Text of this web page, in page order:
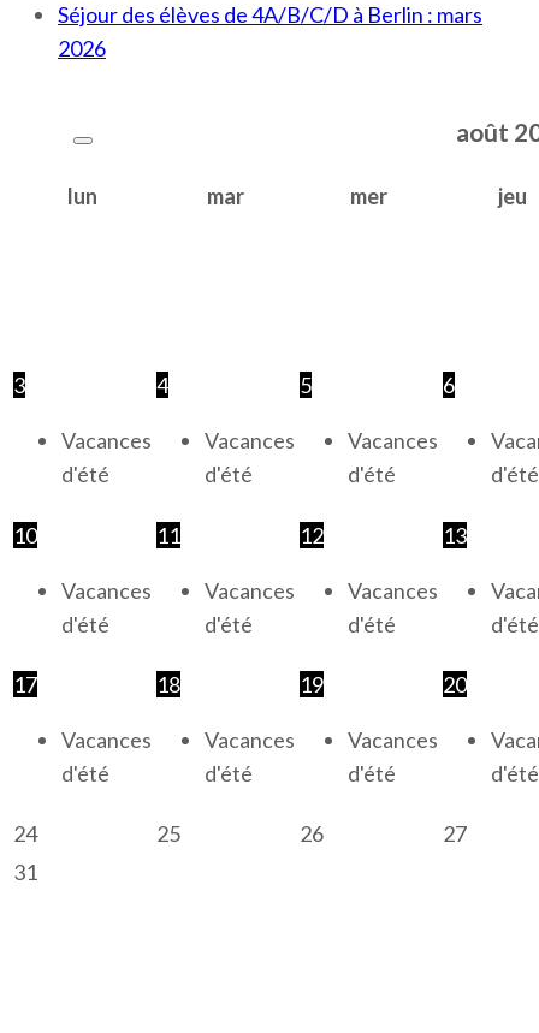
Séjour des élèves de 4A/B/C/D à Berlin : mars
2026
août
lun mar mer jeu
3
Vacances
d'été
4
Vacances
d'été
5
Vacances
d'été
6
d'été
10
Vacances
d'été
11
Vacances
d'été
12
Vacances
d'été
13
d'été
17
Vacances
d'été
18
Vacances
d'été
19
Vacances
d'été
20
d'été
24 25 26
27
31